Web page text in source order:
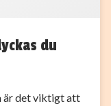
du
är det viktigt att